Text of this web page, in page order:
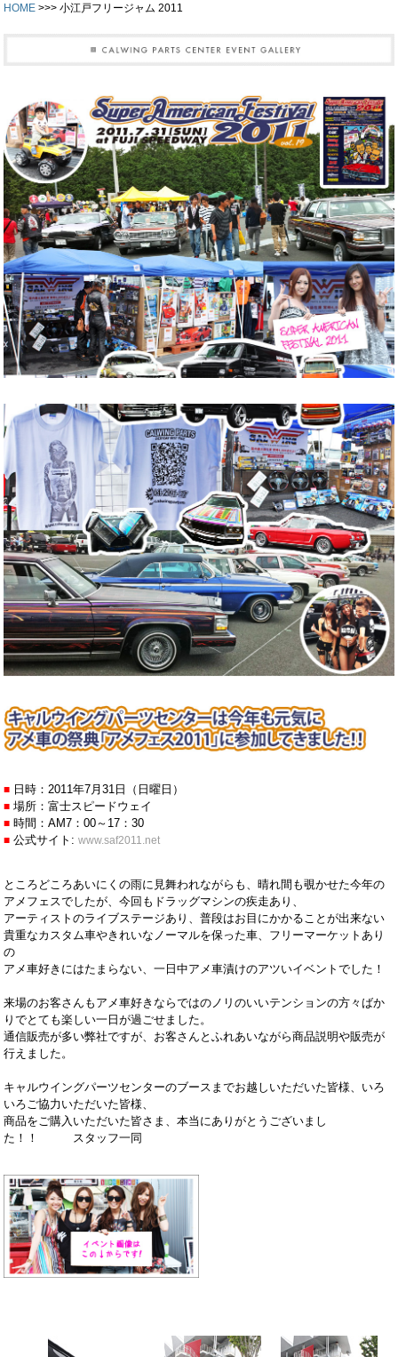
HOME >>> 小江戸フリージャム 2011
■ 日時：2011年7月31日（日曜日）
■ 場所：富士スピードウェイ
■ 時間：AM7：00～17：30
■ 公式サイト:www.saf2011.net
ところどころあいにくの雨に見舞われながらも、晴れ間も覗かせた今年の
アメフェスでしたが、今回もドラッグマシンの疾走あり、
アーティストのライブステージあり、普段はお目にかかることが出来ない
貴重なカスタム車やきれいなノーマルを保った車、フリーマーケットあり
の
アメ車好きにはたまらない、一日中アメ車漬けのアツいイベントでした！
来場のお客さんもアメ車好きならではのノリのいいテンションの方々ばか
りでとても楽しい一日が過ごせました。
通信販売が多い弊社ですが、お客さんとふれあいながら商品説明や販売が
行えました。
キャルウイングパーツセンターのブースまでお越しいただいた皆様、いろ
いろご協力いただいた皆様、
商品をご購入いただいた皆さま、本当にありがとうございまし
た！！ スタッフ一同